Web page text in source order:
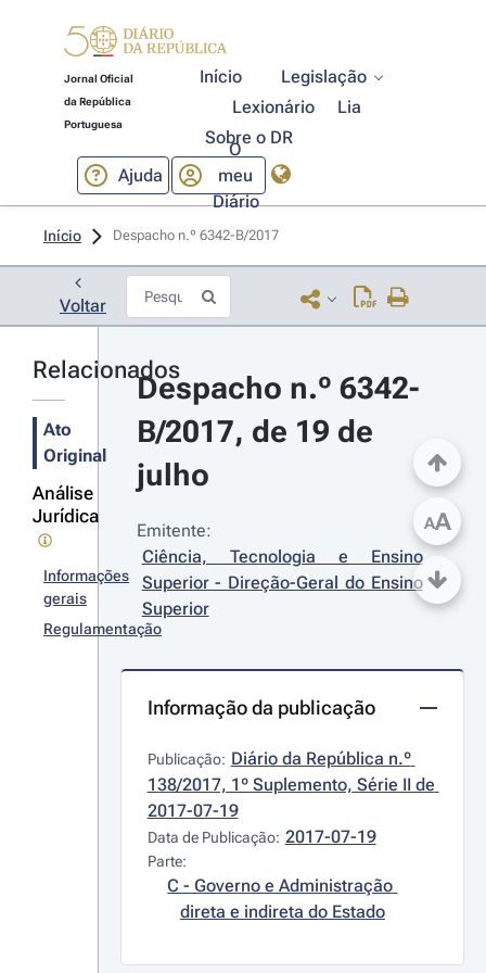
Jornal Oficial
da República
Portuguesa
Início
Legislação
Lexionário
Lia
Sobre o DR
Ajuda
O
meu
Diário
Início Despacho n.º 6342-B/2017
Voltar
Relacionados
Ato
Original
Análise
Jurídica
Informações
gerais
Regulamentação
Despacho n.º 6342-
B/2017, de 19 de
julho
Emitente:
Ciência, Tecnologia e Ensino
Superior - Direção-Geral do Ensino
Superior
Informação da publicação
Publicação: Diário da República n.º
138/2017, 1º Suplemento, Série II de
2017-07-19
Data de Publicação: 2017-07-19
Parte:
C - Governo e Administração
direta e indireta do Estado
AA